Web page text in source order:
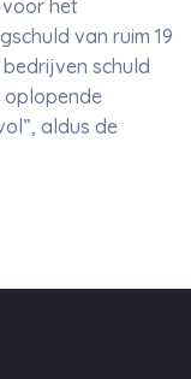
het
van ruim 19
schuld
oplopende
aldus de